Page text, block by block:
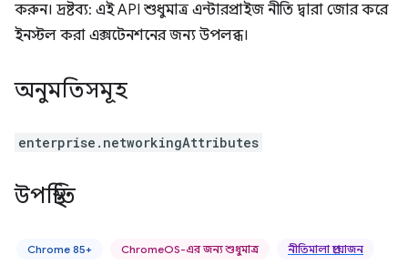
করুন। দ্রষ্টব্য: এই API শুধুমাত্র এন্টারপ্রাইজ নীতি দ্বারা জোর করে
ইনস্টল করা এক্সটেনশনের জন্য উপলব্ধ।
অনুমতিসমূহ
enterprise.networkingAttributes
উপস্থিতি
Chrome 85+ ChromeOS-এর জন্য শুধুমাত্র নীতিমালা প্রয়োজন